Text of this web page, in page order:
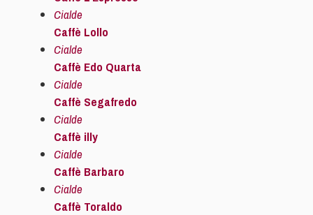
Cialde
Caffè Lollo
Cialde
Caffè Edo Quarta
Cialde
Caffè Segafredo
Cialde
Caffè illy
Cialde
Caffè Barbaro
Cialde
Caffè Toraldo